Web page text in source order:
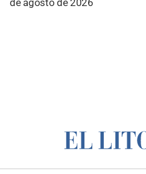
de agosto de 2026